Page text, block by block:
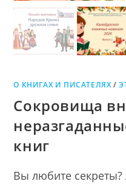
О КНИГАХ И ПИСАТЕЛЯХ/
Сокровища
книг
Вы любите